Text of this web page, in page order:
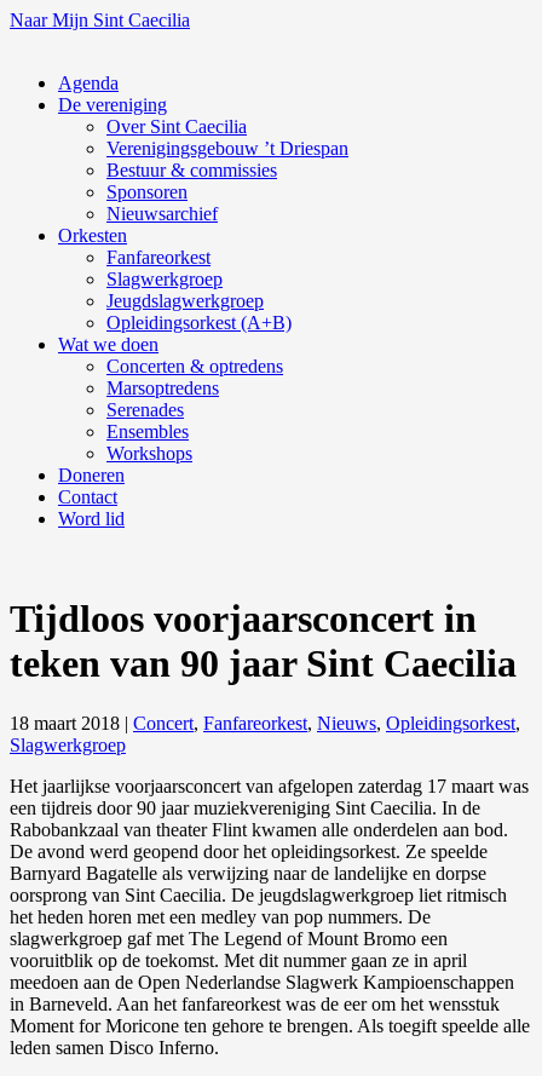
Naar Mijn Sint Caecilia
Agenda
De vereniging
Over Sint Caecilia
Verenigingsgebouw ’t Driespan
Bestuur & commissies
Sponsoren
Nieuwsarchief
Orkesten
Fanfareorkest
Slagwerkgroep
Jeugdslagwerkgroep
Opleidingsorkest (A+B)
Wat we doen
Concerten & optredens
Marsoptredens
Serenades
Ensembles
Workshops
Doneren
Contact
Word lid
Tijdloos voorjaarsconcert in
teken van 90 jaar Sint Caecilia
18 maart 2018 | Concert, Fanfareorkest, Nieuws, Opleidingsorkest,
Slagwerkgroep
Het jaarlijkse voorjaarsconcert van afgelopen zaterdag 17 maart was
een tijdreis door 90 jaar muziekvereniging Sint Caecilia. In de
Rabobankzaal van theater Flint kwamen alle onderdelen aan bod.
De avond werd geopend door het opleidingsorkest. Ze speelde
Barnyard Bagatelle als verwijzing naar de landelijke en dorpse
oorsprong van Sint Caecilia. De jeugdslagwerkgroep liet ritmisch
het heden horen met een medley van pop nummers. De
slagwerkgroep gaf met The Legend of Mount Bromo een
vooruitblik op de toekomst. Met dit nummer gaan ze in april
meedoen aan de Open Nederlandse Slagwerk Kampioenschappen
in Barneveld. Aan het fanfareorkest was de eer om het wensstuk
Moment for Moricone ten gehore te brengen. Als toegift speelde alle
leden samen Disco Inferno.